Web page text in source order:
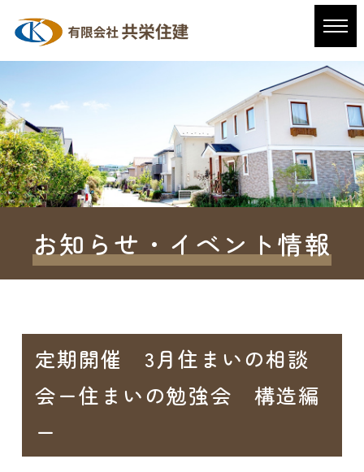
お知らせ・イベント情報
定期開催 3月住まいの相談
会ー住まいの勉強会 構造編
ー